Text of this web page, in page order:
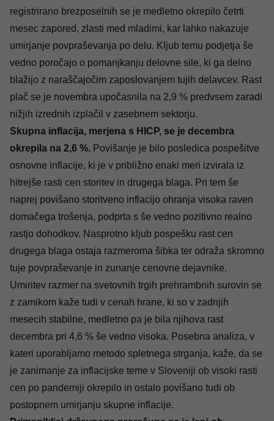
registrirano brezposelnih se je medletno okrepilo četrti
mesec zapored, zlasti med mladimi, kar lahko nakazuje
umirjanje povpraševanja po delu. Kljub temu podjetja še
vedno poročajo o pomanjkanju delovne sile, ki ga delno
blažijo z naraščajočim zaposlovanjem tujih delavcev. Rast
plač se je novembra upočasnila na 2,9 % predvsem zaradi
nižjih izrednih izplačil v zasebnem sektorju.
Skupna inflacija, merjena s HICP, se je decembra
okrepila na 2,6 %. Povišanje je bilo posledica pospešitve
osnovne inflacije, ki je v približno enaki meri izvirala iz
hitrejše rasti cen storitev in drugega blaga. Pri tem še
naprej povišano storitveno inflacijo ohranja visoka raven
domačega trošenja, podprta s še vedno pozitivno realno
rastjo dohodkov. Nasprotno kljub pospešku rast cen
drugega blaga ostaja razmeroma šibka ter odraža skromno
tuje povpraševanje in zunanje cenovne dejavnike.
Umiritev razmer na svetovnih trgih prehrambnih surovin se
z zamikom kaže tudi v cenah hrane, ki so v zadnjih
mesecih stabilne, medletno pa je bila njihova rast
decembra pri 4,6 % še vedno visoka. Posebna analiza, v
kateri uporabljamo metodo spletnega strganja, kaže, da se
je zanimanje za inflacijske teme v Sloveniji ob visoki rasti
cen po pandemiji okrepilo in ostalo povišano tudi ob
postopnem umirjanju skupne inflacije.